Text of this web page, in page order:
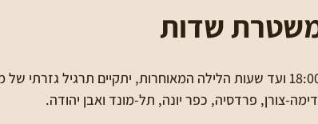
שדות
הערב (חמישי) 13.3.25 החל משעה 18:00 ועד שעות הלילה המאוחרות, יתקיים תרגיל
צורן, פרדסיה, כפר יונה, תל-מונד ואבן יהודה.